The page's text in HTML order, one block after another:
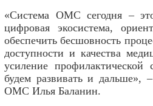
«Система ОМС сегодня –
цифровая экосистема,
обеспечить бесшовность
доступности и качества
усиление
будем развивать и дальше»,
ОМС Илья Баланин.